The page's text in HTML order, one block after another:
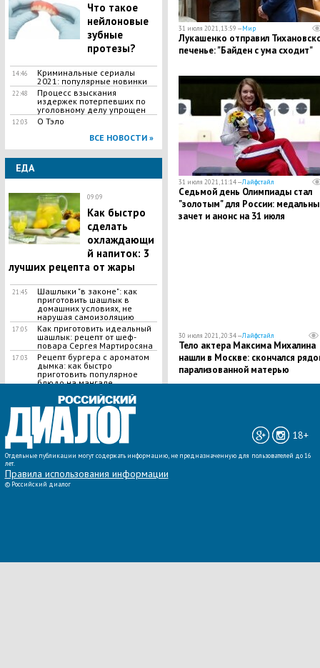
Что такое
нейлоновые
зубные
протезы?
14:46
Криминальные сериалы
2021: популярные новинки
22:48
Процесс взыскания
издержек потерпевших по
уголовному делу упрощен
12:03
О Тэло
ВСЕ НОВОСТИ »
ЕДА
09:09
Как быстро
сделать
охлаждающи
й напиток: 3
лучших рецепта от жары
21:45
Шашлыки "в законе": как
приготовить шашлык в
домашних условиях, не
нарушая самоизоляцию
17:05
Как приготовить идеальный
шашлык​: рецепт от шеф-
повара Сергея Мартиросяна
17:03
Рецепт бургера с ароматом
дымка: как быстро
приготовить популярное
блюдо на мангале
ВСЕ НОВОСТИ »
31 июля 2021, 13:59 —Мир
Лукашенко отправил
печенье: "Байден с ума сходит"
31 июля 2021, 11:14 —Лайфстайл
Седьмой день Олимпиады стал
"золотым" для России:
зачет и анонс на 31 июля
30 июля 2021, 20:34 —Лайфстайл
Тело актера Максима Михалина
нашли в Москве: скончался
парализованной матерью
18+
Отдельные публикации могут содержать информацию, не предназначенную для пользователей до 16
лет.
Правила использования информации
© Российский диалог